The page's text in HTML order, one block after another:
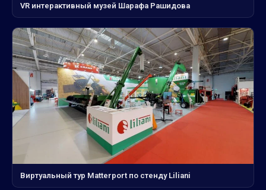
VR интерактивный музей Шарафа Рашидова
Виртуальный тур Matterport по стенду Liliani